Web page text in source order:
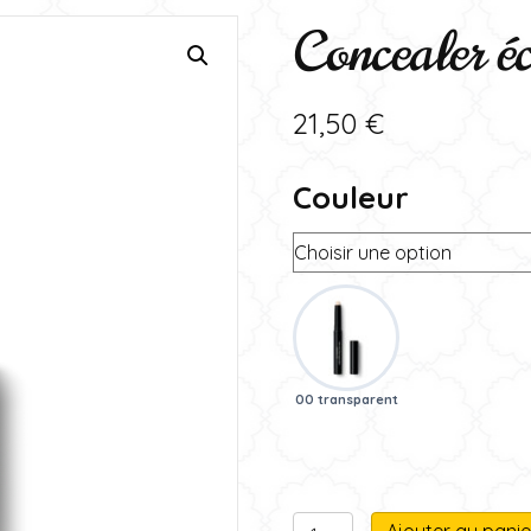
Concealer
21,50 €
Couleur
00 transparent
quantité